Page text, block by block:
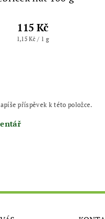
115 Kč
1,15 Kč / 1 g
příspěvek k této položce.